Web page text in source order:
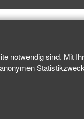
notwendig sind. Mit